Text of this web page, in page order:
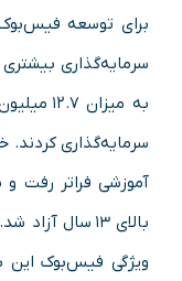
برای توسعه
سرمایه‌گذاری بیشتری
سرمایه‌گذاری
آموزشی فراتر رفت
بالای ۱۳ سال
ویژگی فیس‌بوک این